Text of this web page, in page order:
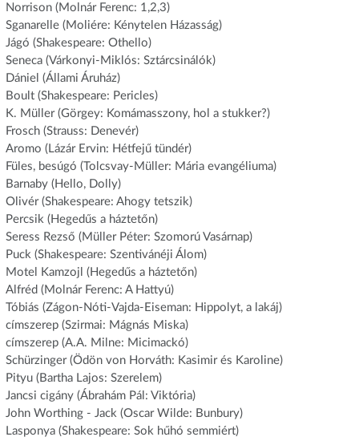
Norrison (Molnár Ferenc: 1,2,3)
Sganarelle (Moliére: Kénytelen Házasság)
Jágó (Shakespeare: Othello)
Seneca (Várkonyi-Miklós: Sztárcsinálók)
Dániel (Állami Áruház)
Boult (Shakespeare: Pericles)
K. Müller (Görgey: Komámasszony, hol a stukker?)
Frosch (Strauss: Denevér)
Aromo (Lázár Ervin: Hétfejű tündér)
Füles, besúgó (Tolcsvay-Müller: Mária evangéliuma)
Barnaby (Hello, Dolly)
Olivér (Shakespeare: Ahogy tetszik)
Percsik (Hegedűs a háztetőn)
Seress Rezső (Müller Péter: Szomorú Vasárnap)
Puck (Shakespeare: Szentivánéji Álom)
Motel Kamzojl (Hegedűs a háztetőn)
Alfréd (Molnár Ferenc: A Hattyú)
Tóbiás (Zágon-Nóti-Vajda-Eiseman: Hippolyt, a lakáj)
címszerep (Szirmai: Mágnás Miska)
címszerep (A.A. Milne: Micimackó)
Schürzinger (Ödön von Horváth: Kasimir és Karoline)
Pityu (Bartha Lajos: Szerelem)
Jancsi cigány (Ábrahám Pál: Viktória)
John Worthing - Jack (Oscar Wilde: Bunbury)
Lasponya (Shakespeare: Sok hűhó semmiért)